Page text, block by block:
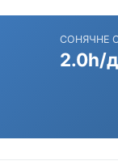
СОНЯЧНЕ
2.0h/